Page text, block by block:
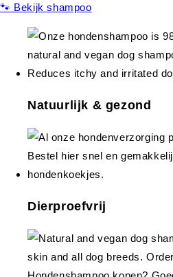
🐾 Bekijk shampoo
Natuurlijk & gezond
Dierproefvrij